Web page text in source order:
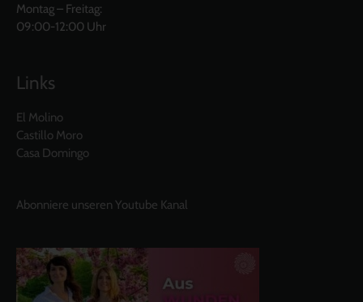
Montag – Freitag:
09:00-12:00 Uhr
Links
El Molino
Castillo Moro
Casa Domingo
Abonniere unseren Youtube Kanal